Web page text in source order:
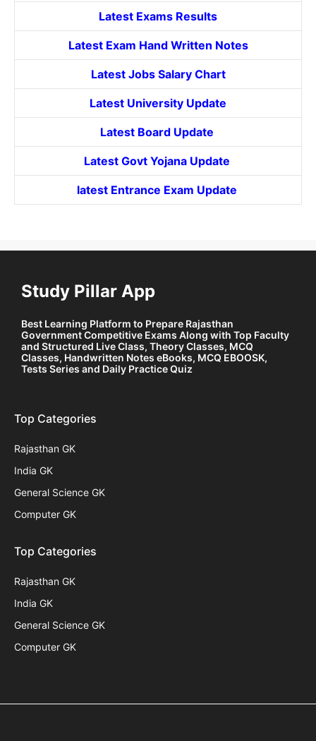
Latest Exams Results
Latest Exam Hand Written Notes
Latest Jobs Salary Chart
Latest University Update
Latest Board Update
Latest Govt YojanaUpdate
latest Entrance Exam Update
Study Pillar App
Best Learning Platform to Prepare Rajasthan
Government Competitive Exams Along with Top Faculty
and Structured Live Class, Theory Classes, MCQ
Classes, Handwritten Notes eBooks, MCQ EBOOSK,
Tests Series and Daily Practice Quiz
Top Categories
Rajasthan GK
India GK
General Science GK
Computer GK
Top Categories
Rajasthan GK
India GK
General Science GK
Computer GK